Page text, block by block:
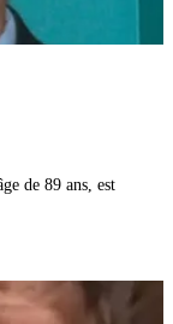
de 89 ans, est